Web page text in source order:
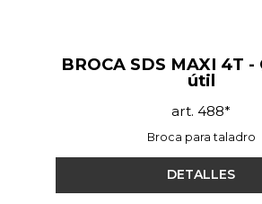
BROCA SDS MAXI 4T
útil
art. 488*
Broca para taladro
DETALLES